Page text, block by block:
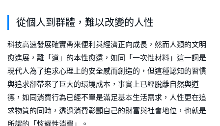
從個人到群體，難以改變的人性
科技高速發展確實帶來便利與經濟正向成長，然而人類的文明
愈進展，離「道」的本性愈遠，如同「一次性材料」這一詞是
現代人為了追求心理上的安全感而創造的，但這種認知的習慣
與追求卻帶來了巨大的環境成本，事實上已經脫離自然與道
德，如同消費行為已經不單是滿足基本生活需求，人性更在追
求物質的同時，透過消費彰顯自己的財富與社會地位，也就是
所謂的「炫耀性消費」。